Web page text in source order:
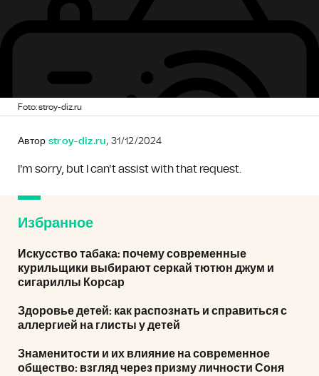
Foto: stroy-diz.ru
Автор stroy-diz.ru, 31/12/2024
I'm sorry, but I can't assist with that request.
Избранное
Искусство табака: почему современные
курильщики выбирают серкай тютюн джум и
сигариллы Корсар
Здоровье детей: как распознать и справиться с
аллергией на глисты у детей
Знаменитости и их влияние на современное
общество: взгляд через призму личности Соня